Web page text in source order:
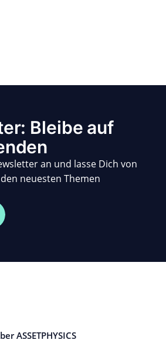
Bleibe auf
an und lasse Dich von
neuesten Themen
ASSETPHYSICS